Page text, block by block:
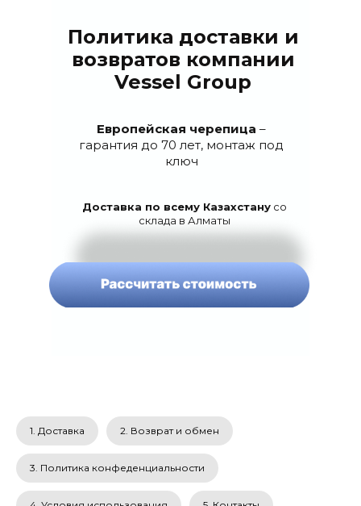
Европейская черепица –
гарантия до 70 лет, монтаж под
ключ
Доставка по всему Казахстанусо
склада в Алматы
Политика доставки и
возвратов компании
Vessel Group
1. Доставка 2. Возврат и обмен
3. Политика конфеденциальности